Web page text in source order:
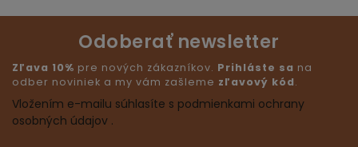
Odoberať newsletter
Zľava 10% pre nových zákazníkov. Prihláste sa na
odber noviniek a my vám zašleme zľavový kód.
Vložením e-mailu súhlasíte s podmienkami ochrany
osobných údajov .